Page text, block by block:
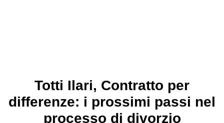
Totti Ilari, Contratto per
differenze: i prossimi passi nel
processo di divorzio